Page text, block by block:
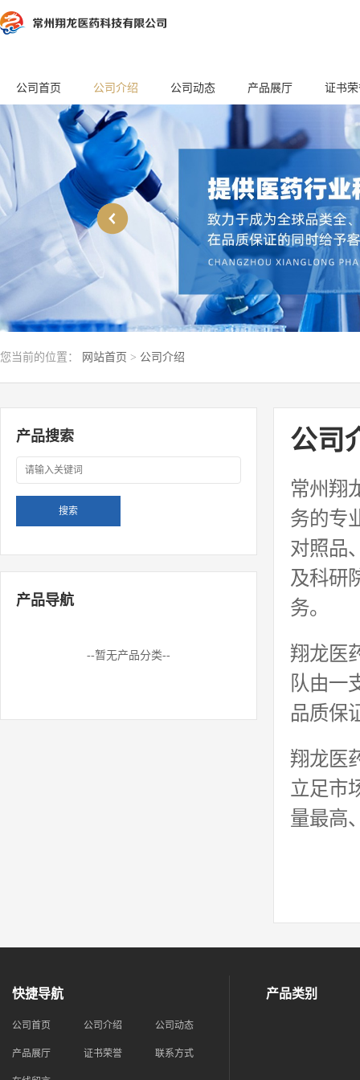
公司首页 公司介绍 公司动态 产品展厅 证书
您当前的位置： 网站首页 > 公司介绍
产品搜索
产品导航
--暂无产品分类--
公司
常州翔
务的专
对照品
及科研
务。
翔龙医
队由一
品质保
翔龙医
立足市
量最高
快捷导航
公司首页 公司介绍 公司动态
产品展厅 证书荣誉 联系方式
产品类别